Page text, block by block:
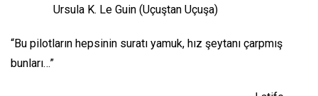
Ursula K. Le Guin (Uçuştan Uçuşa)
“Bu pilotların hepsinin suratı yamuk, hız şeytanı çarpmış
bunları…”